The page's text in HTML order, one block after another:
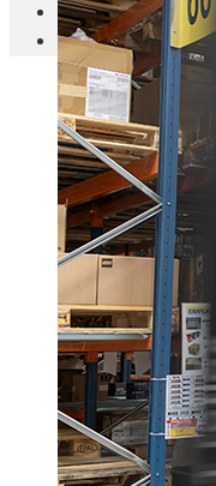
Qui sommes-nous
Contact